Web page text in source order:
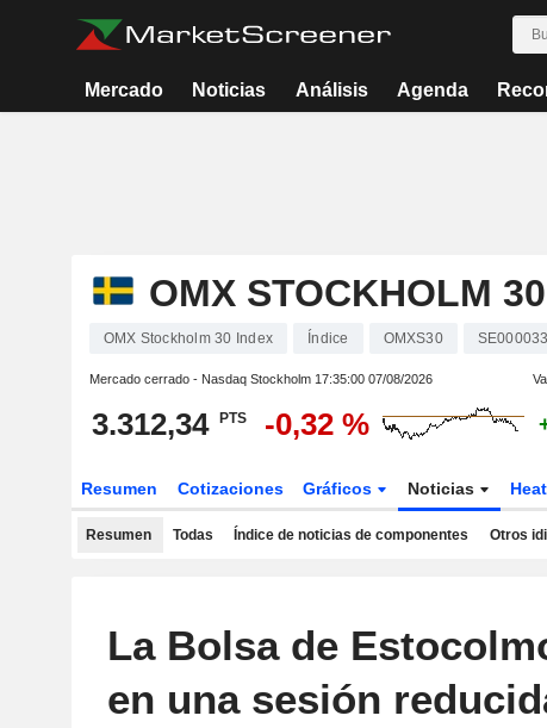
Mercado Noticias Análisis Agenda
OMX STOCKHOLM
OMX Stockholm 30 Index Índice OMXS30
Mercado cerrado - Nasdaq Stockholm 17:35:00 07/08/2026
3.312,34 PTS -0,32 %
Resumen Cotizaciones Gráficos Noticias
Resumen Todas Índice de noticias de componentes Otros
La Bolsa de
en una sesión